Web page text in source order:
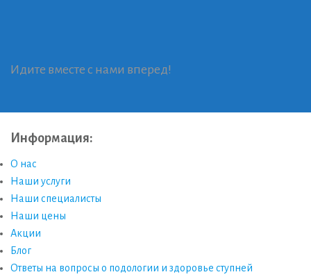
Идите вместе с нами вперед!
Информация:
О нас
Наши услуги
Наши специалисты
Наши цены
Акции
Блог
Ответы на вопросы о подологии и здоровье ступней